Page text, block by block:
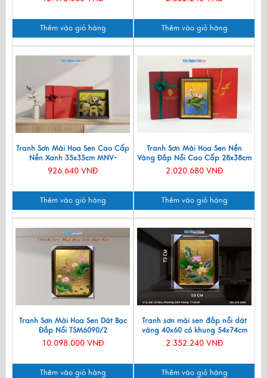
Thêm vào giỏ hàng Thêm vào giỏ hàng
Tranh Sơn Mài Hoa Sen Cao Cấp
Nền Xanh 35x35cm MNV-
TSM3535/4
926.640 VNĐ
Thêm vào giỏ hàng
Tranh Sơn Mài Hoa Sen Nền
Vàng Đắp Nổi Cao Cấp 28x38cm
TSMDH2838-2.1
2.020.680 VNĐ
Thêm vào giỏ hàng
Tranh Sơn Mài Hoa Sen Dát Bạc
Đắp Nổi TSM6090/2
10.098.000 VNĐ
Thêm vào giỏ hàng
Tranh sơn mài sen đắp nổi dát
vàng 40x60 có khung 54x74cm
TSM571-1.11
2.352.240 VNĐ
Thêm vào giỏ hàng